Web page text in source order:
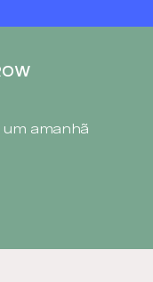
amanhã